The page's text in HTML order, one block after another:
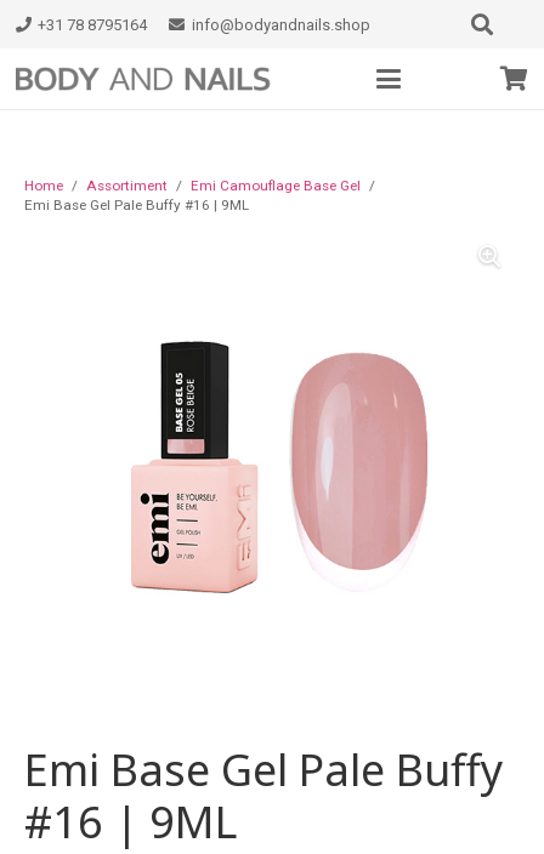
+31 78 8795164 info@bodyandnails.shop
Home / Assortiment / Emi Camouflage Base Gel /
Emi Base Gel Pale Buffy #16 | 9ML
Emi Base Gel Pale Buffy
#16 | 9ML